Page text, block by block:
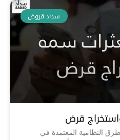
سداد قروض
قرض
النظامية المعتمدة في